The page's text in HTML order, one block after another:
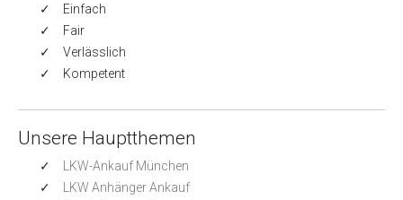
Einfach
Fair
Verlässlich
Kompetent
Unsere Hauptthemen
LKW-Ankauf München
LKW Anhänger Ankauf